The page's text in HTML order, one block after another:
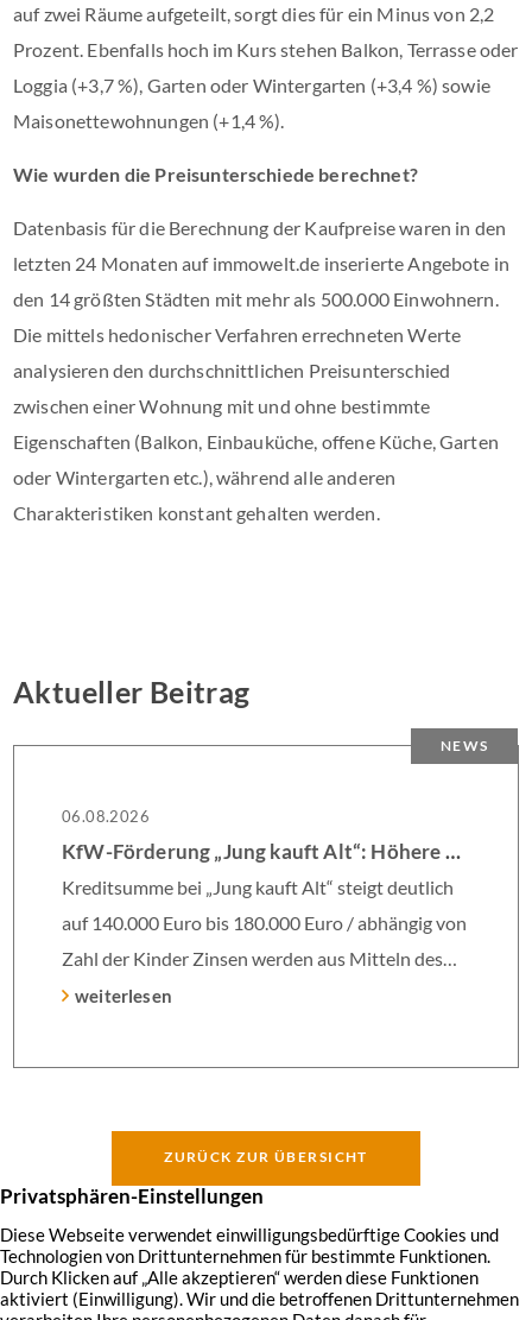
auf zwei Räume aufgeteilt, sorgt dies für ein Minus von 2,2
Prozent. Ebenfalls hoch im Kurs stehen Balkon, Terrasse oder
Loggia (+3,7 %), Garten oder Wintergarten (+3,4 %) sowie
Maisonettewohnungen (+1,4 %).
Wie wurden die Preisunterschiede berechnet?
Datenbasis für die Berechnung der Kaufpreise waren in den
letzten 24 Monaten auf immowelt.de inserierte Angebote in
den 14 größten Städten mit mehr als 500.000 Einwohnern.
Die mittels hedonischer Verfahren errechneten Werte
analysieren den durchschnittlichen Preisunterschied
zwischen einer Wohnung mit und ohne bestimmte
Eigenschaften (Balkon, Einbauküche, offene Küche, Garten
oder Wintergarten etc.), während alle anderen
Charakteristiken konstant gehalten werden.
Aktueller Beitrag
NEWS
06.08.2026
KfW-Förderung „Jung kauft Alt“: Höhere Kredite ab August 2026
Kreditsumme bei „Jung kauft Alt“ steigt deutlich
auf 140.000 Euro bis 180.000 Euro / abhängig von
Zahl der Kinder Zinsen werden aus Mitteln des
Bundes verbilligt: Heutiger Zins bei 0,53 Prozent
Zinsbindung Antragstellende verpflichten sich zu
Förderzusage / Sanierung in Einzelmaßnahmen
weiterlesen
ZURÜCK ZUR ÜBERSICHT